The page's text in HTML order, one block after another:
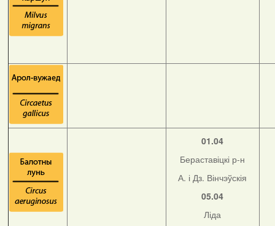
01.04
Бераставіцкі р-н
А. і Дз. Вінчэўскія
05.04
Ліда